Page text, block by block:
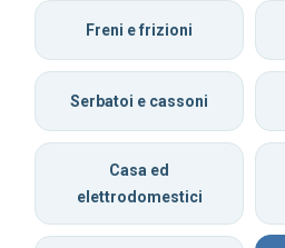
Freni e frizioni
Serbatoi e cassoni
Casa ed
elettrodomestici